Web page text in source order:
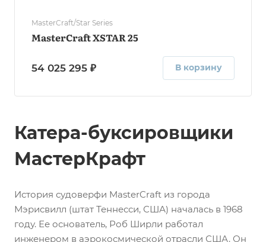
MasterCraft/Star Series
MasterCraft XSTAR 25
54 025 295 ₽ В корзину
Катера-буксировщики
МастерКрафт
История судоверфи MasterCraft из города
Мэрисвилл (штат Теннесси, США) началась в 1968
году. Ее основатель, Роб Ширли работал
инженером в аэрокосмической отрасли США. Он